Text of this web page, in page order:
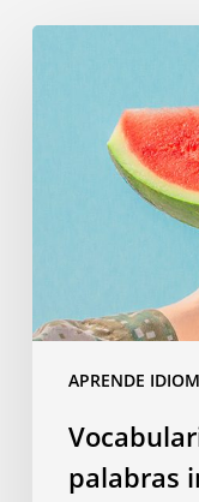
APRENDE
imprescindibles
palabras